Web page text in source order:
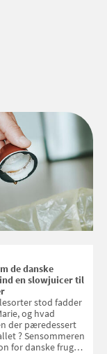
de danske
en slowjuicer til
stod fadder
og hvad
der pæredessert
? Sensommeren
for danske fruger,